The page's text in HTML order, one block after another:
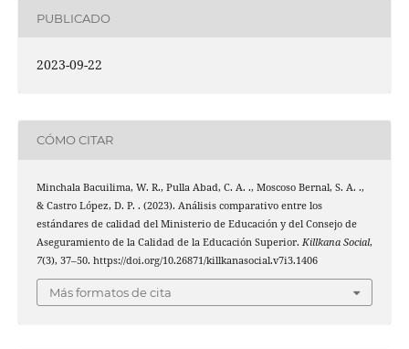
PUBLICADO
2023-09-22
CÓMO CITAR
Minchala Bacuilima, W. R., Pulla Abad, C. A. ., Moscoso Bernal, S. A. .,
& Castro López, D. P. . (2023). Análisis comparativo entre los
estándares de calidad del Ministerio de Educación y del Consejo de
Aseguramiento de la Calidad de la Educación Superior. Killkana Social,
7(3), 37–50. https://doi.org/10.26871/killkanasocial.v7i3.1406
Más formatos de cita